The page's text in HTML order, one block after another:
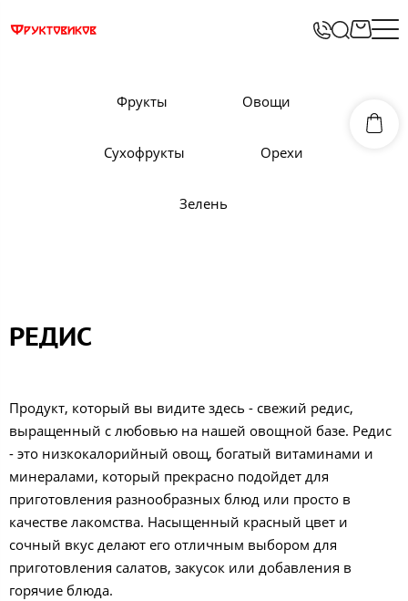
Фрукты Овощи
Сухофрукты Орехи
Зелень
РЕДИС
Продукт, который вы видите здесь - свежий редис,
выращенный с любовью на нашей овощной базе. Редис
- это низкокалорийный овощ, богатый витаминами и
минералами, который прекрасно подойдет для
приготовления разнообразных блюд или просто в
качестве лакомства. Насыщенный красный цвет и
сочный вкус делают его отличным выбором для
приготовления салатов, закусок или добавления в
горячие блюда.